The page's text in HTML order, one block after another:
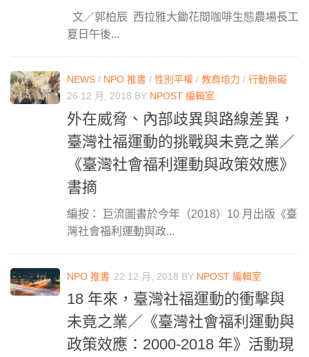
文／郭柏辰 西拉雅大鋤花間咖啡生態農場長工
夏日午後...
NEWS / NPO 推書 / 性別平權 / 教育培力 / 行動無礙
26 12 月, 2018 BY NPOST 編輯室
外在威脅、內部歧異與路線差異，
臺灣社福運動的挑戰與未竟之業／
《臺灣社會福利運動與政策效應》
書摘
編按： 巨流圖書於今年（2018）10 月出版《臺
灣社會福利運動與政...
NPO 推書 22 12 月, 2018 BY NPOST 編輯室
18 年來，臺灣社福運動的衝擊與
未竟之業／《臺灣社會福利運動與
政策效應：2000-2018 年》活動現